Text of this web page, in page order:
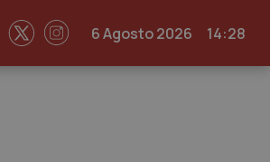
6 Agosto 2026 14:28